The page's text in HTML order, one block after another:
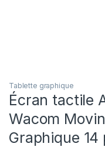
Tablette graphique
Écran tactile
Wacom
Graphique 14